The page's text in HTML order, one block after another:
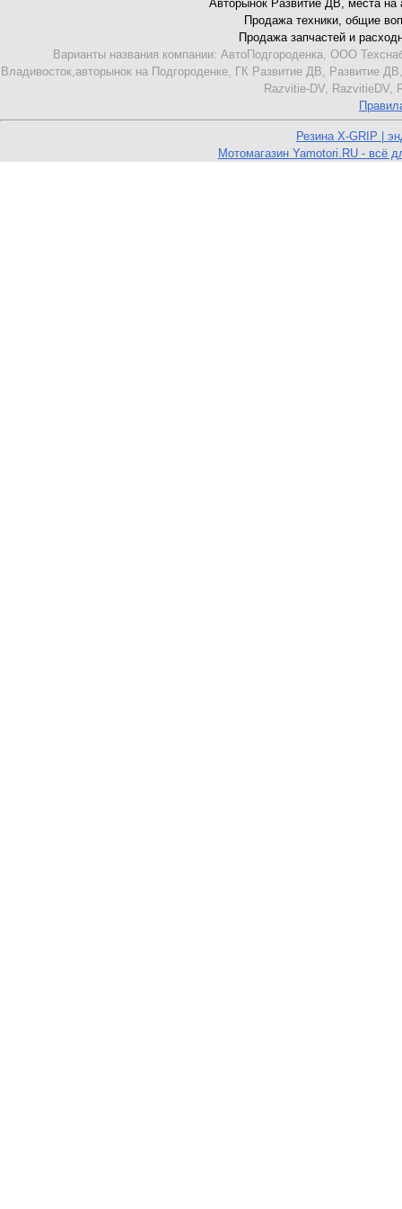
Авторынок Развитие ДВ, места на
Продажа техники, общие
Продажа запчастей и
Варианты названия компании: АвтоПодгороденка, ООО
Владивосток,авторынок на Подгороденке, ГК Развитие ДВ,
Razvitie-DV, RazvitieDV,
Резина X-GRIP |
Мотомагазин Yamotori.RU - всё